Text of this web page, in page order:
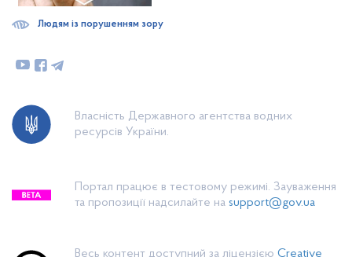
Власність Державного агентства водних
ресурсів України.
Портал працює в тестовому режимі. Зауваження
та пропозиції надсилайте на support@gov.ua
Весь контент доступний за ліцензією Creative
Людям із порушенням зору